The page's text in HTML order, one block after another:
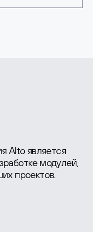
Alto является
модулей,
проектов.